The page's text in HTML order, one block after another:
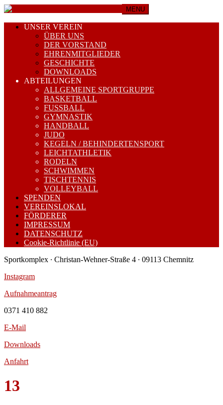
MENU
UNSER VEREIN
ÜBER UNS
DER VORSTAND
EHRENMITGLIEDER
GESCHICHTE
DOWNLOADS
ABTEILUNGEN
ALLGEMEINE SPORTGRUPPE
BASKETBALL
FUSSBALL
GYMNASTIK
HANDBALL
JUDO
KEGELN / BEHINDERTENSPORT
LEICHTATHLETIK
RODELN
SCHWIMMEN
TISCHTENNIS
VOLLEYBALL
SPENDEN
VEREINSLOKAL
FÖRDERER
IMPRESSUM
DATENSCHUTZ
Cookie-Richtlinie (EU)
Sportkomplex ∙ Christan-Wehner-Straße 4 ∙ 09113 Chemnitz
Instagram
Aufnahmeantrag
0371 410 882
E-Mail
Downloads
Anfahrt
13